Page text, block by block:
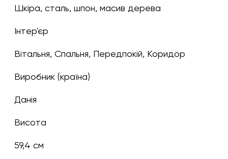
Шкіра, сталь, шпон, масив дерева
Інтер'єр
Вітальня, Спальня, Передпокій, Коридор
Виробник (країна)
Данія
Висота
59,4 см